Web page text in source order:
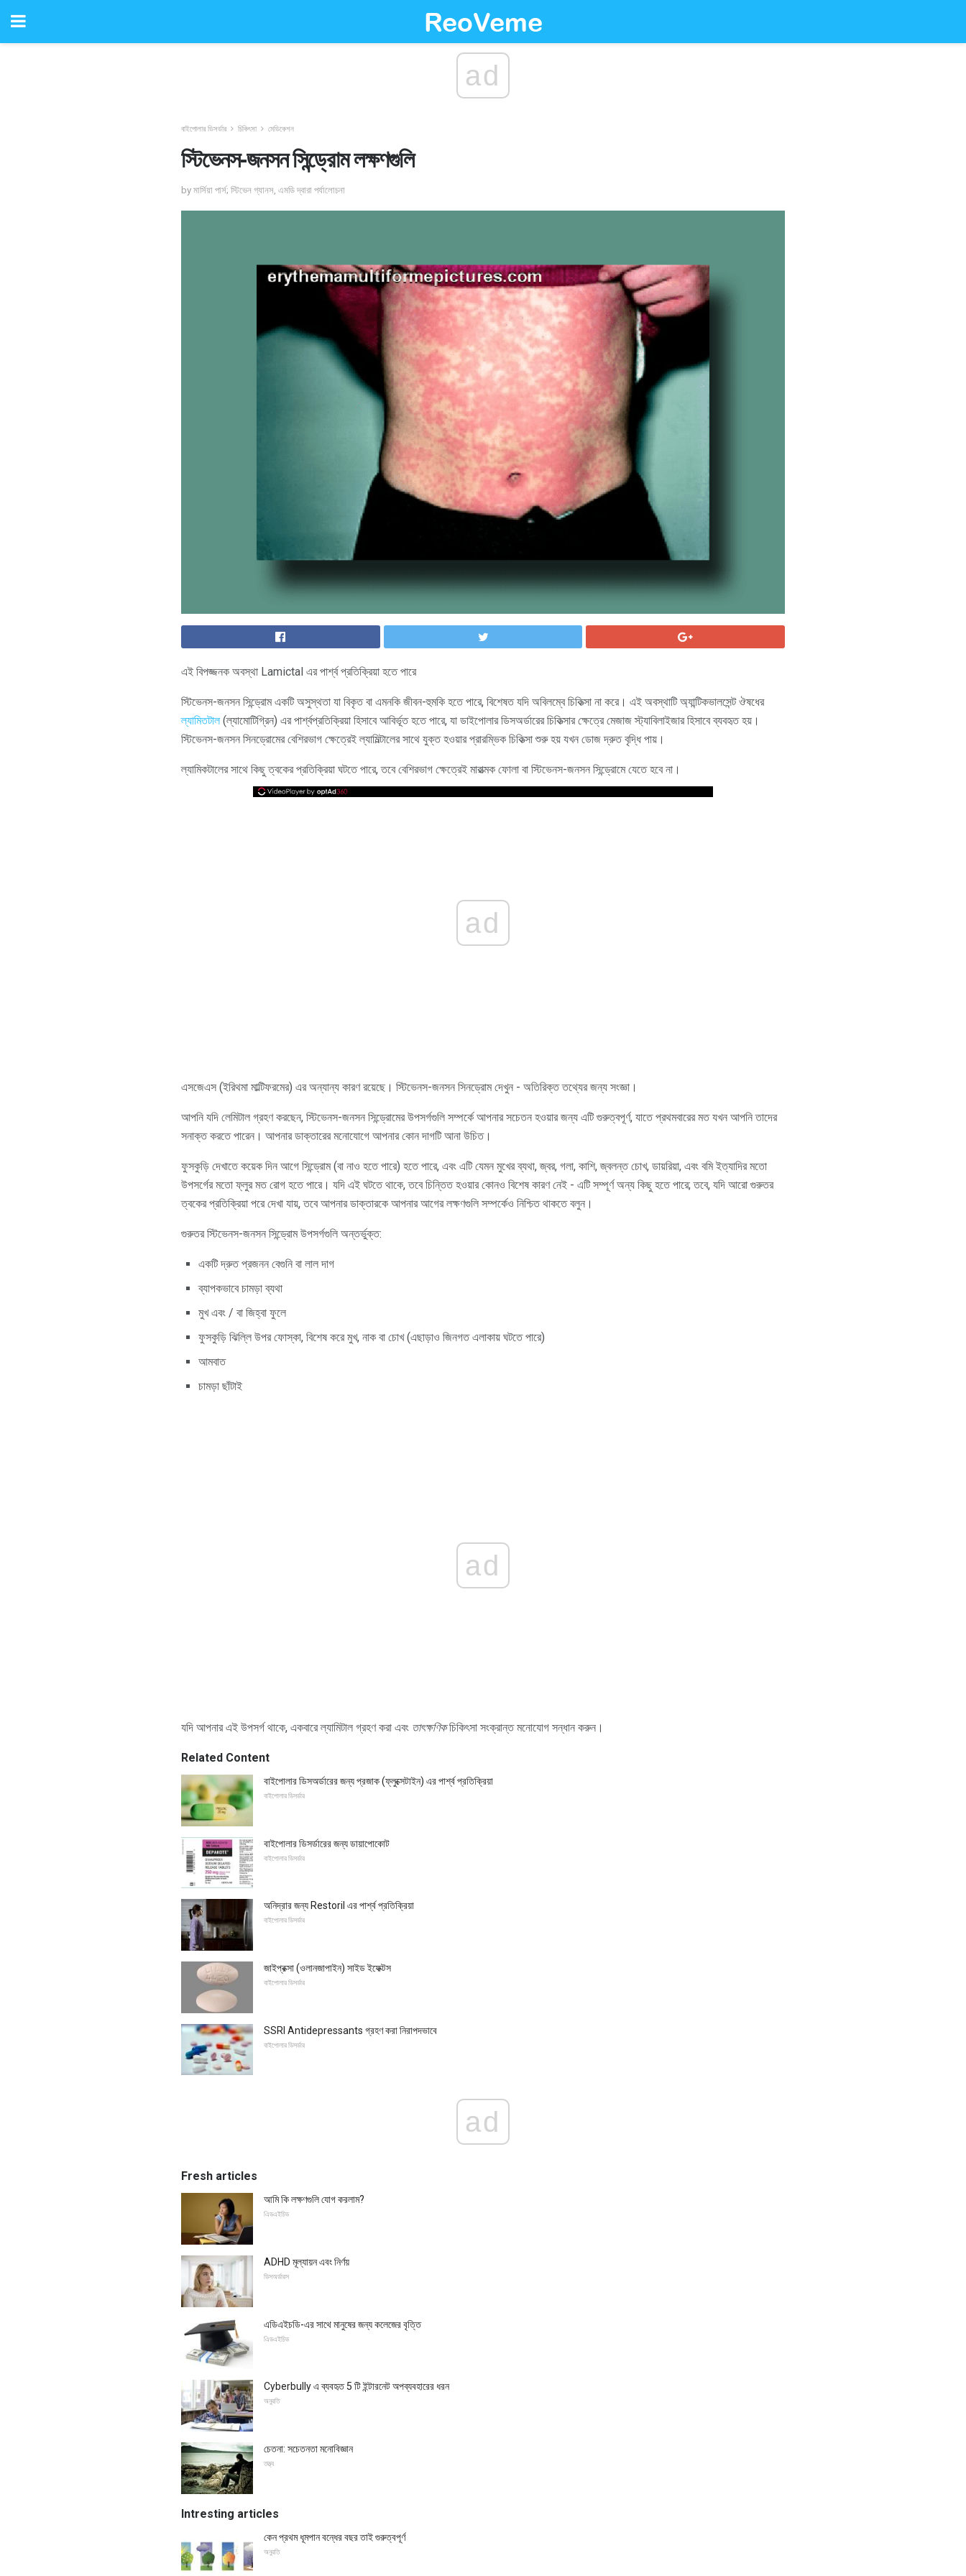
ad
বাইপোলার ডিসর্ডার চিকিৎসা মেডিকেশন
স্টিভেনস-জনসন সিন্ড্রোম লক্ষণগুলি
by মার্সিয়া পার্স; স্টিভেন গ্যানস, এমডি দ্বারা পর্যালোচনা
এই বিপজ্জনক অবস্থা Lamictal এর পার্শ্ব প্রতিক্রিয়া হতে পারে
স্টিভেনস-জনসন সিন্ড্রোম একটি অসুস্থতা যা বিকৃত বা এমনকি জীবন-হুমকি হতে পারে, বিশেষত যদি অবিলম্বে চিকিত্সা না করে। এই অবস্থাটি অ্যান্টিকভালসেন্ট ঔষধের
ল্যামিতটাল (ল্যামোটিগ্রিন) এর পার্শ্বপ্রতিক্রিয়া হিসাবে আবির্ভূত হতে পারে, যা ডাইপোলার ডিসঅর্ডারের চিকিত্সার ক্ষেত্রে মেজাজ স্ট্যাবিলাইজার হিসাবে ব্যবহৃত হয়।
স্টিভেনস-জনসন সিনড্রোমের বেশিরভাগ ক্ষেত্রেই ল্যামিল্টালের সাথে যুক্ত হওয়ার প্রারম্ভিক চিকিত্সা শুরু হয় যখন ডোজ দ্রুত বৃদ্ধি পায়।
ল্যামিকটালের সাথে কিছু ত্বকের প্রতিক্রিয়া ঘটতে পারে, তবে বেশিরভাগ ক্ষেত্রেই মারাত্মক ফোলা বা স্টিভেনস-জনসন সিন্ড্রোমে যেতে হবে না।
ad
এসজেএস (ইরিথমা মাল্টিফরমের) এর অন্যান্য কারণ রয়েছে। স্টিভেনস-জনসন সিনড্রোম দেখুন - অতিরিক্ত তথ্যের জন্য সংজ্ঞা।
আপনি যদি লেমিটাল গ্রহণ করছেন, স্টিভেনস-জনসন সিন্ড্রোমের উপসর্গগুলি সম্পর্কে আপনার সচেতন হওয়ার জন্য এটি গুরুত্বপূর্ণ, যাতে প্রথমবারের মত যখন আপনি তাদের
সনাক্ত করতে পারেন। আপনার ডাক্তারের মনোযোগে আপনার কোন দাগটি আনা উচিত।
ফুসকুড়ি দেখাতে কয়েক দিন আগে সিন্ড্রোম (বা নাও হতে পারে) হতে পারে, এবং এটি যেমন মুখের ব্যথা, জ্বর, গলা, কাশি, জ্বলন্ত চোখ, ডায়রিয়া, এবং বমি ইত্যাদির মতো
উপসর্গের মতো ফ্লুর মত রোগ হতে পারে। যদি এই ঘটতে থাকে, তবে চিন্তিত হওয়ার কোনও বিশেষ কারণ নেই - এটি সম্পূর্ণ অন্য কিছু হতে পারে; তবে, যদি আরো গুরুতর
ত্বকের প্রতিক্রিয়া পরে দেখা যায়, তবে আপনার ডাক্তারকে আপনার আগের লক্ষণগুলি সম্পর্কেও নিশ্চিত থাকতে বলুন।
গুরুতর স্টিভেনস-জনসন সিন্ড্রোম উপসর্গগুলি অন্তর্ভুক্ত:
একটি দ্রুত প্রজনন বেগুনি বা লাল দাগ
ব্যাপকভাবে চামড়া ব্যথা
মুখ এবং / বা জিহ্বা ফুলে
ফুসকুড়ি ঝিল্লি উপর ফোস্কা, বিশেষ করে মুখ, নাক বা চোখ (এছাড়াও জিনগত এলাকায় ঘটতে পারে)
আমবাত
চামড়া ছাঁটাই
ad
যদি আপনার এই উপসর্গ থাকে, একবারে ল্যামিটাল গ্রহণ করা এবং তাৎক্ষণিকচিকিৎসা সংক্রান্ত মনোযোগ সন্ধান করুন।
Related Content
বাইপোলার ডিসঅর্ডারের জন্য প্রজাক (ফ্লুক্সেটাইন) এর পার্শ্ব প্রতিক্রিয়া
বাইপোলার ডিসর্ডার
বাইপোলার ডিসর্ডারের জন্য ডায়াপোকোট
বাইপোলার ডিসর্ডার
অনিদ্রার জন্য Restoril এর পার্শ্ব প্রতিক্রিয়া
বাইপোলার ডিসর্ডার
জাইপ্রক্সা (ওলানজাপাইন) সাইড ইফেক্টস
বাইপোলার ডিসর্ডার
SSRI Antidepressants গ্রহণ করা নিরাপদভাবে
বাইপোলার ডিসর্ডার
ad
Fresh articles
আমি কি লক্ষণগুলি যোগ করলাম?
এিডএইচিড
ADHD মূল্যায়ন এবং নির্ণয়
ডিসঅর্ডারস
এডিএইচডি-এর সাথে মানুষের জন্য কলেজের বৃত্তি
এিডএইচিড
Cyberbully এ ব্যবহৃত 5 টি ইন্টারনেট অপব্যবহারের ধরন
অনুরতি
চেতনা: সচেতনতা মনোবিজ্ঞান
তত্ত্ব
Intresting articles
কেন প্রথম ধূমপান বন্ধের বছর তাই গুরুত্বপূর্ণ
অনুরতি